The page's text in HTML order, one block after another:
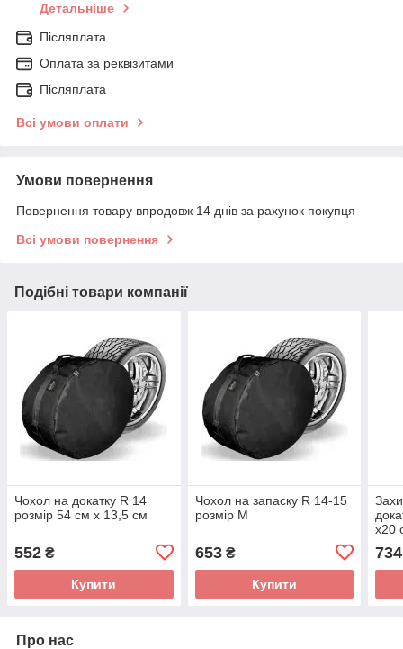
Детальніше
Післяплата
Оплата за реквізитами
Післяплата
Всі умови оплати
Умови повернення
Повернення товару впродовж 14 днів за рахунок покупця
Всі умови повернення
Подібні товари компанії
Чохол на докатку R 14
розмір 54 см х 13,5 см
552 ₴
Купити
Чохол на запаску R 14-15
розмір M
653₴
Купити
х20
734
Про нас